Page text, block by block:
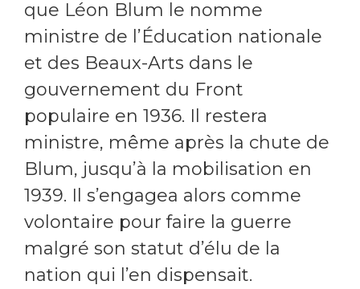
que Léon Blum le nomme
ministre de l’Éducation nationale
et des Beaux-Arts dans le
gouvernement du Front
populaire en 1936. Il restera
ministre, même après la chute de
Blum, jusqu’à la mobilisation en
1939. Il s’engagea alors comme
volontaire pour faire la guerre
malgré son statut d’élu de la
nation qui l’en dispensait.